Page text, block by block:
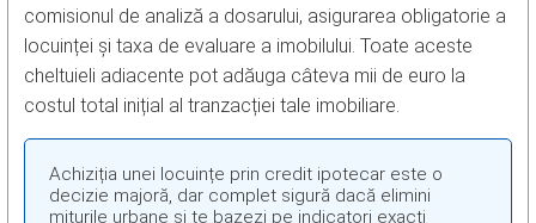
comisionul de analiză a dosarului, asigurarea obligatorie a
locuinței și taxa de evaluare a imobilului. Toate aceste
cheltuieli adiacente pot adăuga câteva mii de euro la
costul total inițial al tranzacției tale imobiliare.
Achiziția unei locuințe prin credit ipotecar este o
decizie majoră, dar complet sigură dacă elimini
miturile urbane și te bazezi pe indicatori exacți